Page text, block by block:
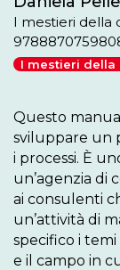
I mestieri della
I mestieri della
Questo
sviluppare un
i processi. È
un’agenzia di
ai consulenti
un’attività di
specifico i
e il campo in